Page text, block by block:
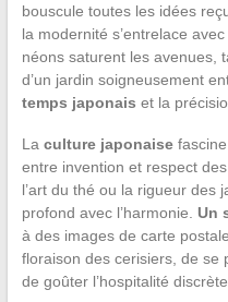
bouscule toutes les idées
la modernité s’entrelace
néons saturent les avenues,
d’un jardin soigneusement
temps japonais et la
La culture japonaisefascine
entre invention et respect
l’art du thé ou la rigueur des
profond avec l’harmonie. Un
à des images de carte
floraison des cerisiers, de se
de goûter l’hospitalité discrète